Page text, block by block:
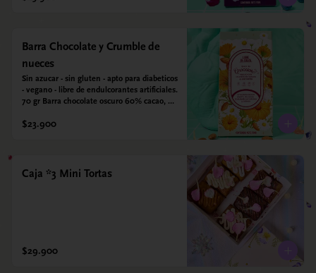
Barra Chocolate y Crumble de
nueces
Sin azucar - sin gluten - apto para diabeticos
- vegano - libre de endulcorantes artificiales.
70 gr Barra chocolate oscuro 60% cacao,
sal marina. Endulzada con alulosa.
$23.900
Caja *3 Mini Tortas
$29.900